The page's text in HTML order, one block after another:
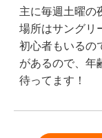
主に毎週土曜の
場所はサングリ
初心者もいるの
があるので、年
待ってます！